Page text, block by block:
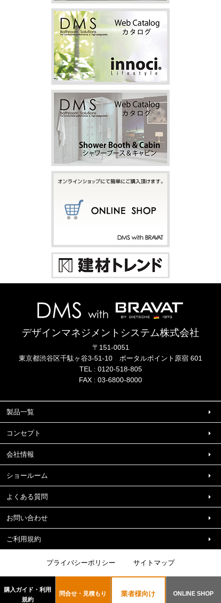
デザインマネジメントシステム株式会社
〒151-0051
東京都渋谷区千駄ヶ谷3-51-10 ポータルポイント 原宿 601
TEL : 0120-518-805
FAX : 03-6800-8000
製品一覧
コンセプト
会社情報
ショールーム
よくある質問
お問い合わせ
ご利用規約
プライバシーポリシー サイトマップ
Copyright (c) Design Management System. inc All Rights Reserved.
購入ガイド・利用
規約
問合せ・見積もり 業者様向け ONLINE SHOP